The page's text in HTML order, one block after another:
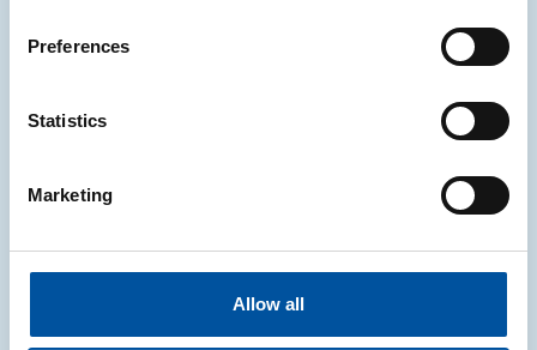
Preferences
Statistics
Marketing
Allow all
06.07.2026
Webinar PPWR: verso i primi obblighi
per le imprese
Il 9 luglio, dalle ore 11.00, si terrà il webinar,
promosso da CONAI, dal titolo “PPWR: verso i primi